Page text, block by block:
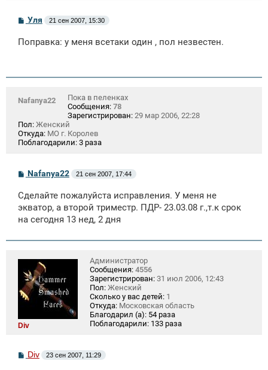
С
о
б
и
Уля 21 сен 2007, 15:30
Поправка: у меня всетаки один , пол незвестен.
Nafanya22
Пока в пеленках
Сообщения: 78
Зарегистрирован: 29 мар 2006, 22:28
Пол: Женский
Откуда: МО г. Королев
Поблагодарили: 3 раза
С
о
б
щ
н
е
Nafanya22 21 сен 2007, 17:44
Сделайте пожалуйста исправления. У меня не
экватор, а второй триместр. ПДР- 23.03.08 г.,т.к срок
на сегодня 13 нед, 2 дня
Div
Администратор
Сообщения: 4556
Зарегистрирован: 31 июл 2006, 12:43
Пол: Женский
Сколько у вас детей: 1
Откуда: Московская область
Благодарил (а): 54 раза
Поблагодарили: 133 раза
С
о
Div 23 сен 2007, 11:29